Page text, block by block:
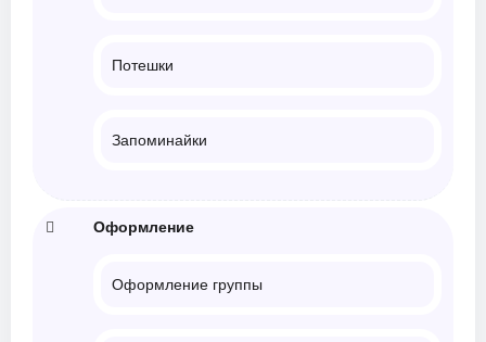
Потешки
Запоминайки
Оформление
Оформление группы